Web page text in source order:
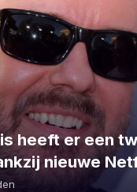
heeft er een
nieuwe